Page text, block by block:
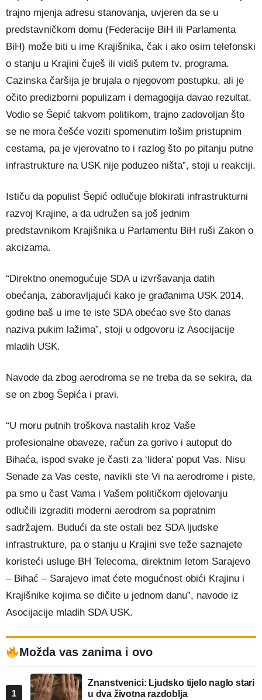
trajno mjenja adresu stanovanja, uvjeren da se u
predstavničkom domu (Federacije BiH ili Parlamenta
BiH) može biti u ime Krajišnika, čak i ako osim telefonski
o stanju u Krajini čuješ ili vidiš putem tv. programa.
Cazinska čaršija je brujala o njegovom postupku, ali je
očito predizborni populizam i demagogija davao rezultat.
Vodio se Šepić takvom politikom, trajno zadovoljan što
se ne mora češće voziti spomenutim lošim pristupnim
cestama, pa je vjerovatno to i razlog što po pitanju putne
infrastrukture na USK nije poduzeo ništa”, stoji u reakciji.
Ističu da populist Šepić odlučuje blokirati infrastrukturni
razvoj Krajine, a da udružen sa još jednim
predstavnikom Krajišnika u Parlamentu BiH ruši Zakon o
akcizama.
“Direktno onemogućuje SDA u izvršavanja datih
obećanja, zaboravljajući kako je građanima USK 2014.
godine baš u ime te iste SDA obećao sve što danas
naziva pukim lažima”, stoji u odgovoru iz Asocijacije
mladih USK.
Navode da zbog aerodroma se ne treba da se sekira, da
se on zbog Šepića i pravi.
“U moru putnih troškova nastalih kroz Vaše
profesionalne obaveze, račun za gorivo i autoput do
Bihaća, ispod svake je časti za ‘lidera’ poput Vas. Nisu
Senade za Vas ceste, navikli ste Vi na aerodrome i piste,
pa smo u čast Vama i Vašem političkom djelovanju
odlučili izgraditi moderni aerodrom sa popratnim
sadržajem. Budući da ste ostali bez SDA ljudske
infrastrukture, pa o stanju u Krajini sve teže saznajete
koristeći usluge BH Telecoma, direktnim letom Sarajevo
– Bihać – Sarajevo imat ćete mogućnost obići Krajinu i
Krajišnike kojima se dičite u jednom danu”, navode iz
Asocijacije mladih SDA USK.
Možda vas zanima i ovo
1
Znanstvenici: Ljudsko tijelo naglo stari
u dva životna razdoblja